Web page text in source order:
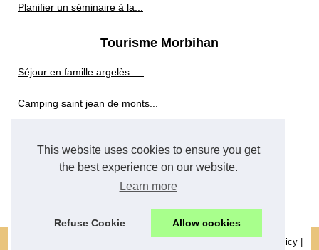
This website uses cookies to ensure you get
the best experience on our website.
Learn more
Refuse Cookie Allow cookies
Planifier un séminaire à la...
Tourisme Morbihan
Séjour en famille argelès :...
Camping saint jean de monts...
Camping argelès-sur-mer...
Cookies Policy